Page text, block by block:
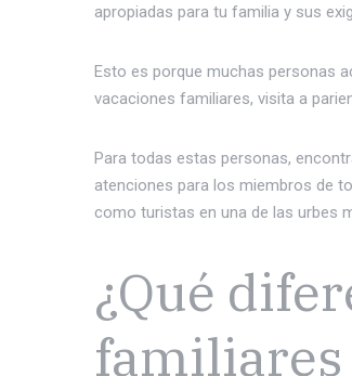
apropiadas para tu familia y sus
Esto es porque muchas personas
vacaciones familiares, visita a
Para todas estas personas,
atenciones para los miembros de
como turistas en una de las urbes
¿Qué
familiares